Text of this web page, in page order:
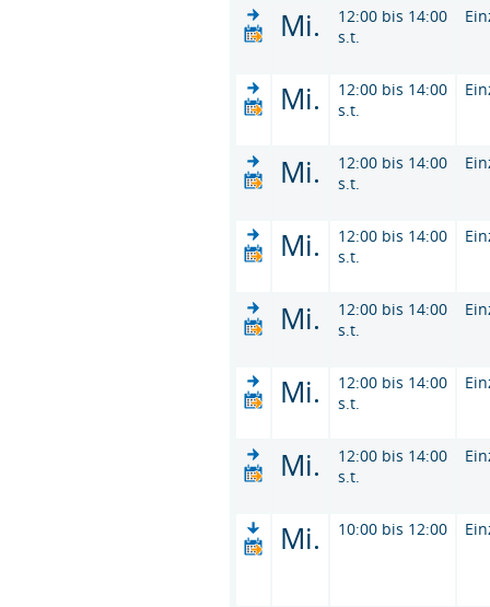
Mi.
12:00 bis 14:00
s.t.
Mi.
12:00 bis 14:00
s.t.
Mi.
12:00 bis 14:00
s.t.
Mi.
12:00 bis 14:00
s.t.
Mi.
12:00 bis 14:00
s.t.
Mi.
12:00 bis 14:00
s.t.
Mi.
12:00 bis 14:00
s.t.
Mi. 10:00 bis 12:00